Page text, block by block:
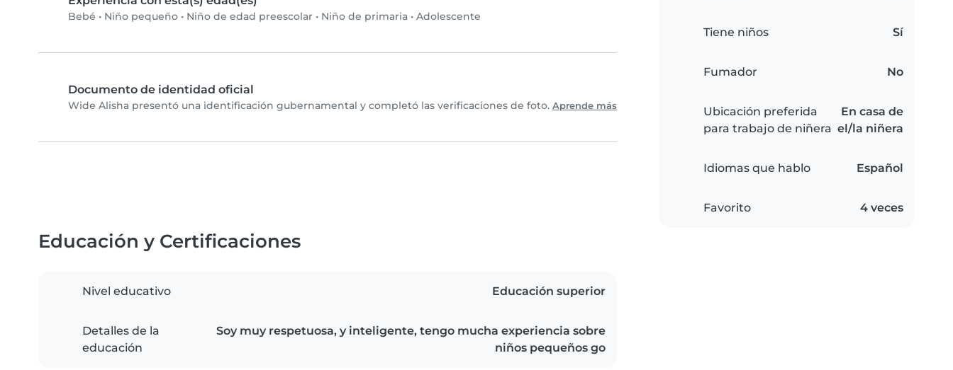
Bebé • Niño pequeño • Niño de edad preescolar • Niño de primaria • Adolescente
Documento de identidad oficial
Wide Alisha presentó una identificación gubernamental y completó las verificaciones de foto. Aprende más
Tiene niños Sí
Fumador No
Ubicación preferida
para trabajo de niñera
En casa de
el/la niñera
Idiomas que hablo Español
Favorito 4 veces
Educación y Certificaciones
Nivel educativo Educación superior
Detalles de la
educación
Soy muy respetuosa, y inteligente, tengo mucha experiencia sobre
niños pequeños go